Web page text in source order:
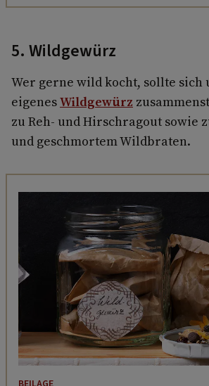
5. Wildgewürz
Wer gerne wild kocht, sollte sich
eigenesWildgewürz
zu Reh- und Hirschragout sowie
und geschmortem Wildbraten.